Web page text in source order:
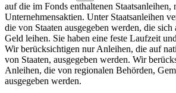
auf die im Fonds enthaltenen Staatsanleihen,
Unternehmensaktien. Unter Staatsanleihen
die von Staaten ausgegeben werden, die
Geld leihen. Sie haben eine feste Laufzeit
Wir berücksichtigen nur Anleihen, die auf
von Staaten, ausgegeben werden. Wir
Anleihen, die von regionalen Behörden,
ausgegeben werden.